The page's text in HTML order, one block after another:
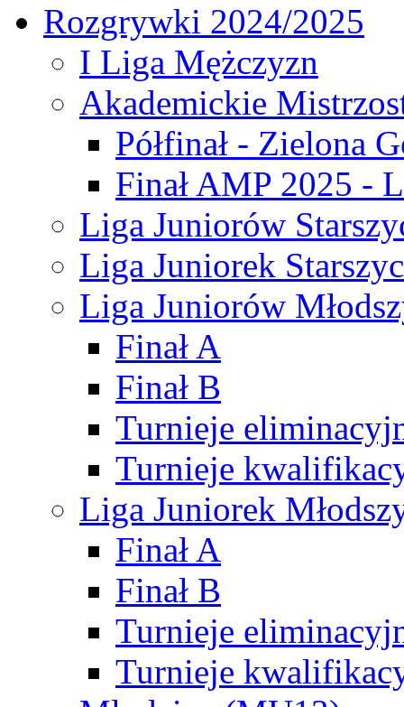
Rozgrywki 2024/2025
I Liga Mężczyzn
Akademickie
Półfinał - Zielona
Finał AMP 2025 -
Liga Juniorów
Liga Juniorek
Liga Juniorów
Finał A
Finał B
Turnieje
Turnieje
Liga Juniorek
Finał A
Finał B
Turnieje
Turnieje